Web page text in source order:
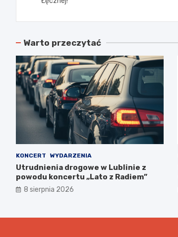
Warto przeczytać
KONCERT WYDARZENIA
Utrudnienia drogowe w Lublinie z
powodu koncertu „Lato z Radiem”
8 sierpnia 2026